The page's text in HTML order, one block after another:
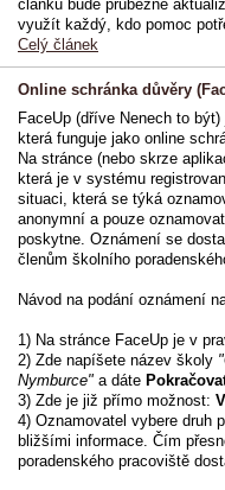
článku bude průběžně
využít každý, kdo pomoc
Celý článek
Online schránka důvěry
FaceUp (dříve Nenech to
která funguje jako online
Na stránce (nebo skrze
která je v systému
situaci, která se týká
anonymní a pouze
poskytne. Oznámení se
členům školního
Návod na podání oznámení
1) Na stránce FaceUp je v
2) Zde napíšete název školy
Nymburce" a dáte
3) Zde je již přímo možnost:
4) Oznamovatel vybere druh
bližšími informace. Čím
poradenského pracoviště